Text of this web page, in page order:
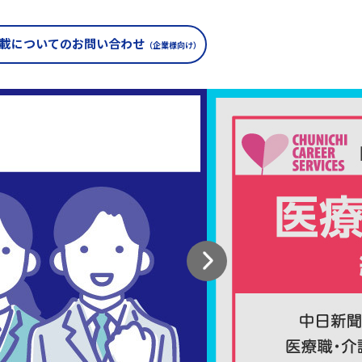
についてのお問い合わせ （企業様向け）